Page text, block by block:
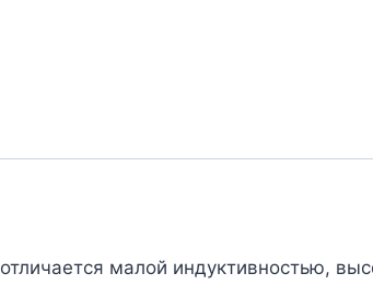
отличается малой индуктивностью,